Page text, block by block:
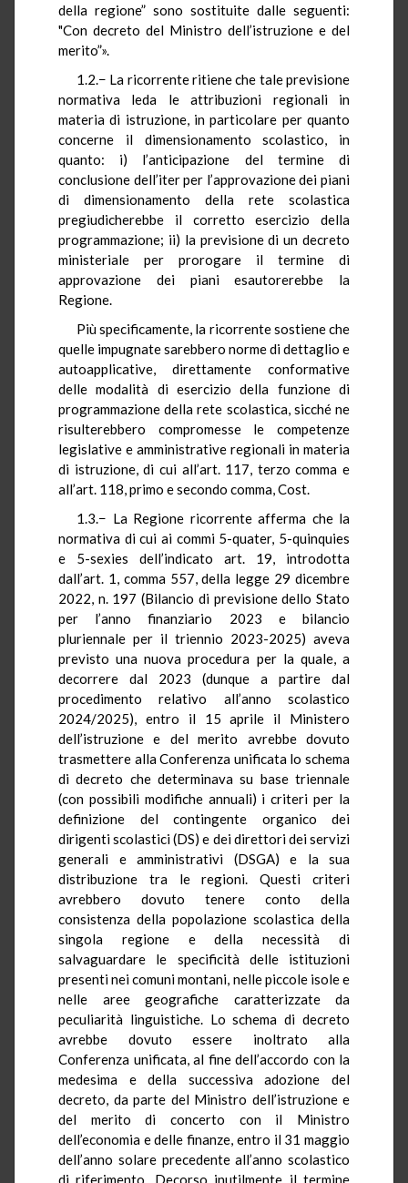
della regione” sono sostituite dalle seguenti:
"Con decreto del Ministro dell’istruzione e del
merito”».
1.2.− La ricorrente ritiene che tale previsione
normativa leda le attribuzioni regionali in
materia di istruzione, in particolare per quanto
concerne il dimensionamento scolastico, in
quanto: i) l’anticipazione del termine di
conclusione dell’iter per l’approvazione dei piani
di dimensionamento della rete scolastica
pregiudicherebbe il corretto esercizio della
programmazione; ii) la previsione di un decreto
ministeriale per prorogare il termine di
approvazione dei piani esautorerebbe la
Regione.
Più specificamente, la ricorrente sostiene che
quelle impugnate sarebbero norme di dettaglio e
autoapplicative, direttamente conformative
delle modalità di esercizio della funzione di
programmazione della rete scolastica, sicché ne
risulterebbero compromesse le competenze
legislative e amministrative regionali in materia
di istruzione, di cui all’art. 117, terzo comma e
all’art. 118, primo e secondo comma, Cost.
1.3.− La Regione ricorrente afferma che la
normativa di cui ai commi 5-quater, 5-quinquies
e 5-sexies dell’indicato art. 19, introdotta
dall’art. 1, comma 557, della legge 29 dicembre
2022, n. 197 (Bilancio di previsione dello Stato
per l’anno finanziario 2023 e bilancio
pluriennale per il triennio 2023-2025) aveva
previsto una nuova procedura per la quale, a
decorrere dal 2023 (dunque a partire dal
procedimento relativo all’anno scolastico
2024/2025), entro il 15 aprile il Ministero
dell’istruzione e del merito avrebbe dovuto
trasmettere alla Conferenza unificata lo schema
di decreto che determinava su base triennale
(con possibili modifiche annuali) i criteri per la
definizione del contingente organico dei
dirigenti scolastici (DS) e dei direttori dei servizi
generali e amministrativi (DSGA) e la sua
distribuzione tra le regioni. Questi criteri
avrebbero dovuto tenere conto della
consistenza della popolazione scolastica della
singola regione e della necessità di
salvaguardare le specificità delle istituzioni
presenti nei comuni montani, nelle piccole isole e
nelle aree geografiche caratterizzate da
peculiarità linguistiche. Lo schema di decreto
avrebbe dovuto essere inoltrato alla
Conferenza unificata, al fine dell’accordo con la
medesima e della successiva adozione del
decreto, da parte del Ministro dell’istruzione e
del merito di concerto con il Ministro
dell’economia e delle finanze, entro il 31 maggio
dell’anno solare precedente all’anno scolastico
di riferimento. Decorso inutilmente il termine